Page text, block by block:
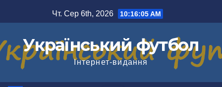
до
Чт. Сер 6th, 2026 10:16:05 AM
Український футбол
Інтернет-видання